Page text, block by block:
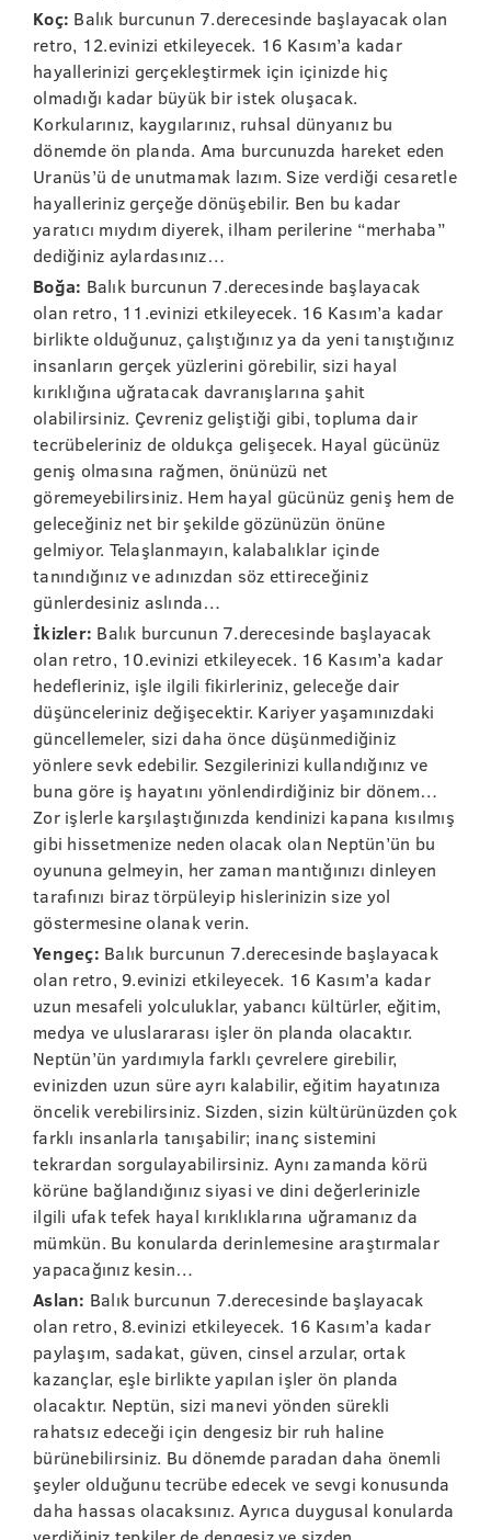
Koç: Balık burcunun 7.derecesinde başlayacak olan
retro, 12.evinizi etkileyecek. 16 Kasım’a kadar
hayallerinizi gerçekleştirmek için içinizde hiç
olmadığı kadar büyük bir istek oluşacak.
Korkularınız, kaygılarınız, ruhsal dünyanız bu
dönemde ön planda. Ama burcunuzda hareket eden
Uranüs’ü de unutmamak lazım. Size verdiği cesaretle
hayalleriniz gerçeğe dönüşebilir. Ben bu kadar
yaratıcı mıydım diyerek, ilham perilerine “merhaba”
dediğiniz aylardasınız…
Boğa: Balık burcunun 7.derecesinde başlayacak
olan retro, 11.evinizi etkileyecek. 16 Kasım’a kadar
birlikte olduğunuz, çalıştığınız ya da yeni tanıştığınız
insanların gerçek yüzlerini görebilir, sizi hayal
kırıklığına uğratacak davranışlarına şahit
olabilirsiniz. Çevreniz geliştiği gibi, topluma dair
tecrübeleriniz de oldukça gelişecek. Hayal gücünüz
geniş olmasına rağmen, önünüzü net
göremeyebilirsiniz. Hem hayal gücünüz geniş hem de
geleceğiniz net bir şekilde gözünüzün önüne
gelmiyor. Telaşlanmayın, kalabalıklar içinde
tanındığınız ve adınızdan söz ettireceğiniz
günlerdesiniz aslında…
İkizler: Balık burcunun 7.derecesinde başlayacak
olan retro, 10.evinizi etkileyecek. 16 Kasım’a kadar
hedefleriniz, işle ilgili fikirleriniz, geleceğe dair
düşünceleriniz değişecektir. Kariyer yaşamınızdaki
güncellemeler, sizi daha önce düşünmediğiniz
yönlere sevk edebilir. Sezgilerinizi kullandığınız ve
buna göre iş hayatını yönlendirdiğiniz bir dönem…
Zor işlerle karşılaştığınızda kendinizi kapana kısılmış
gibi hissetmenize neden olacak olan Neptün’ün bu
oyununa gelmeyin, her zaman mantığınızı dinleyen
tarafınızı biraz törpüleyip hislerinizin size yol
göstermesine olanak verin.
Yengeç: Balık burcunun 7.derecesinde başlayacak
olan retro, 9.evinizi etkileyecek. 16 Kasım’a kadar
uzun mesafeli yolculuklar, yabancı kültürler, eğitim,
medya ve uluslararası işler ön planda olacaktır.
Neptün’ün yardımıyla farklı çevrelere girebilir,
evinizden uzun süre ayrı kalabilir, eğitim hayatınıza
öncelik verebilirsiniz. Sizden, sizin kültürünüzden çok
farklı insanlarla tanışabilir; inanç sistemini
tekrardan sorgulayabilirsiniz. Aynı zamanda körü
körüne bağlandığınız siyasi ve dini değerlerinizle
ilgili ufak tefek hayal kırıklıklarına uğramanız da
mümkün. Bu konularda derinlemesine araştırmalar
yapacağınız kesin…
Aslan: Balık burcunun 7.derecesinde başlayacak
olan retro, 8.evinizi etkileyecek. 16 Kasım’a kadar
paylaşım, sadakat, güven, cinsel arzular, ortak
kazançlar, eşle birlikte yapılan işler ön planda
olacaktır. Neptün, sizi manevi yönden sürekli
rahatsız edeceği için dengesiz bir ruh haline
bürünebilirsiniz. Bu dönemde paradan daha önemli
şeyler olduğunu tecrübe edecek ve sevgi konusunda
daha hassas olacaksınız. Ayrıca duygusal konularda